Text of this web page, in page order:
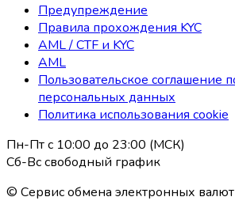
Предупреждение
Правила прохождения KYC
AML / CTF и KYC
AML
Пользовательское соглашение
персональных данных
Политика использования coоkie
Пн-Пт с 10:00 до 23:00 (МСК)
Сб-Вс свободный график
© Сервис обмена электронных валют